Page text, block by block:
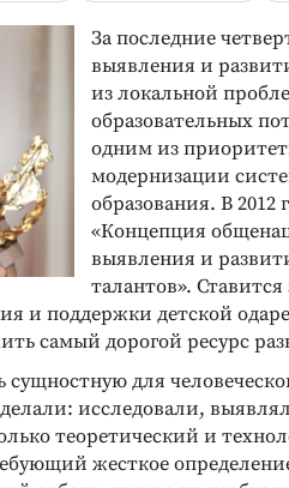
За последние
выявления и
из локальной
образовательных
одним из
модернизации
образования. В 2012
«Концепция
выявления и
талантов». Ставится
и поддержки детской
самый дорогой ресурс
для
исследовали,
теоретический и
жесткое